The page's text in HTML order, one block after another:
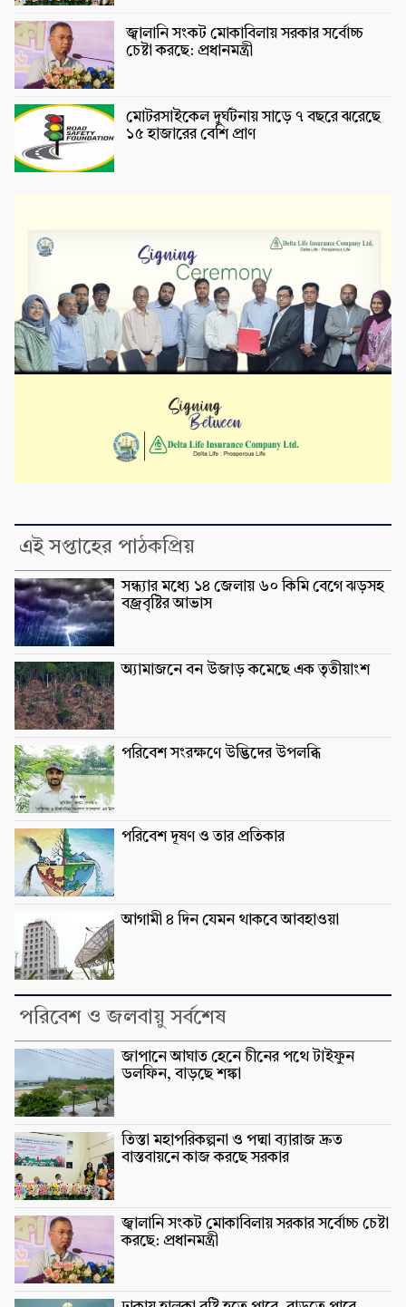
জ্বালানি সংকট মোকাবিলায় সরকার সর্বোচ্চ
চেষ্টা করছে: প্রধানমন্ত্রী
মোটরসাইকেল দুর্ঘটনায় সাড়ে ৭ বছরে ঝরেছে
১৫ হাজারের বেশি প্রাণ
এই সপ্তাহের পাঠকপ্রিয়
সন্ধ্যার মধ্যে ১৪ জেলায় ৬০ কিমি বেগে ঝড়সহ
বজ্রবৃষ্টির আভাস
অ্যামাজনে বন উজাড় কমেছে এক তৃতীয়াংশ
পরিবেশ সংরক্ষণে উদ্ভিদের উপলব্ধি
পরিবেশ দূষণ ও তার প্রতিকার
আগামী ৪ দিন যেমন থাকবে আবহাওয়া
পরিবেশ ও জলবায়ু সর্বশেষ
জাপানে আঘাত হেনে চীনের পথে টাইফুন
ডলফিন, বাড়ছে শঙ্কা
তিস্তা মহাপরিকল্পনা ও পদ্মা ব্যারাজ দ্রুত
বাস্তবায়নে কাজ করছে সরকার
জ্বালানি সংকট মোকাবিলায় সরকার সর্বোচ্চ চেষ্টা
করছে: প্রধানমন্ত্রী